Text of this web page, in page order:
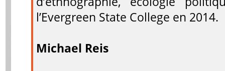
l’Evergreen State College en 2014.
Michael Reis